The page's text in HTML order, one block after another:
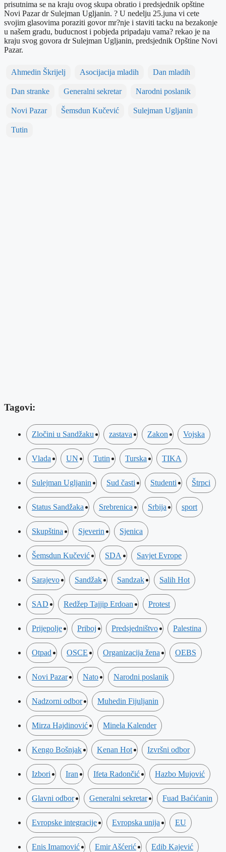
prisutnima se na kraju ovog skupa obratio i predsjednik opštine
Novi Pazar dr Sulejman Ugljanin. ? U nedelju 25.juna vi cete
svojim glasovima poraziti govor mr?nje i staviti tacku na bezakonje
u našem gradu, buducnost i pobjeda pripadaju vama? rekao je na
kraju svog govora dr Sulejman Ugljanin, predsjednik Opštine Novi
Pazar.
Ahmedin Škrijelj Asocijacija mladih Dan mladih
Dan stranke Generalni sekretar Narodni poslanik
Novi Pazar Šemsdun Kučević Sulejman Ugljanin
Tutin
Tagovi:
Zločini u Sandžaku zastava Zakon Vojska
Vlada UN Tutin Turska TIKA
Sulejman Ugljanin Sud časti Studenti Štrpci
Status Sandžaka Srebrenica Srbija sport
Skupština Sjeverin Sjenica
Šemsdun Kučević SDA Savjet Evrope
Sarajevo Sandžak Sandzak Salih Hot
SAD Redžep Tajjip Erdoan Protest
Prijepolje Priboj Predsjedništvo Palestina
Otpad OSCE Organizacija žena OEBS
Novi Pazar Nato Narodni poslanik
Nadzorni odbor Muhedin Fijuljanin
Mirza Hajdinović Minela Kalender
Kengo Bošnjak Kenan Hot Izvršni odbor
Izbori Iran Ifeta Radončić Hazbo Mujović
Glavni odbor Generalni sekretar Fuad Baćićanin
Evropske integracije Evropska unija EU
Enis Imamović Emir Ašćerić Edib Kajević